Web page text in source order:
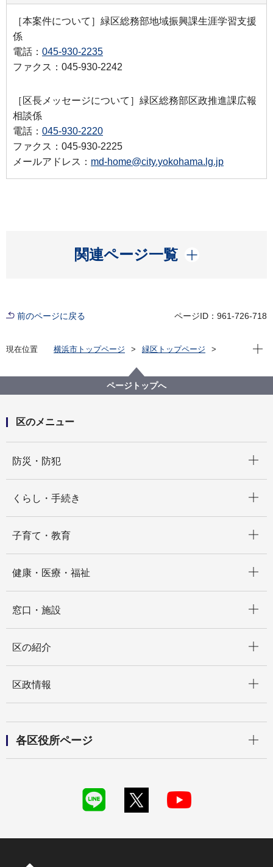
［本案件について］緑区総務部地域振興課生涯学習支援
係
電話： 045-930-2235
ファクス：045-930-2242
［区長メッセージについて］緑区総務部区政推進課広報
相談係
電話： 045-930-2220
ファクス：045-930-2225
メールアドレス： md-home@city.yokohama.lg.jp
関連ページ一覧
開く
前のページに戻る ページID：961-726-718
現在位置 横浜市トップページ
緑区トップページ
【第68回】第42回山下マラソン大会と「目からウロ
コ！こんなにスゴイぞ『ラジオ体操』」講座 に参加し
ました
現在
ページトップへ
区のメニュー
防災・防犯
くらし・手続き
子育て・教育
健康・医療・福祉
窓口・施設
区の紹介
区政情報
各区役所ページ